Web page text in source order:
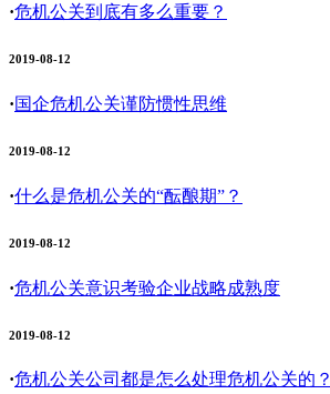
·危机公关到底有多么重要？
2019-08-12
·国企危机公关谨防惯性思维
2019-08-12
·什么是危机公关的“酝酿期”？
2019-08-12
·危机公关意识考验企业战略成熟度
2019-08-12
·危机公关公司都是怎么处理危机公关的？